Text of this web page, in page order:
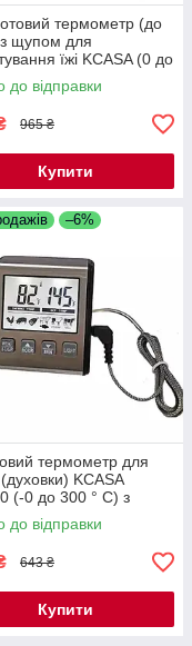
термометр (до
щупом для
їжі KCASA (0 до
З ф-їй таймера
до відправки
965 ₴
Купити
–6%
термометр для
KCASA
(-0 до 300 ° С) з
щупом і магнітом
до відправки
643 ₴
Купити